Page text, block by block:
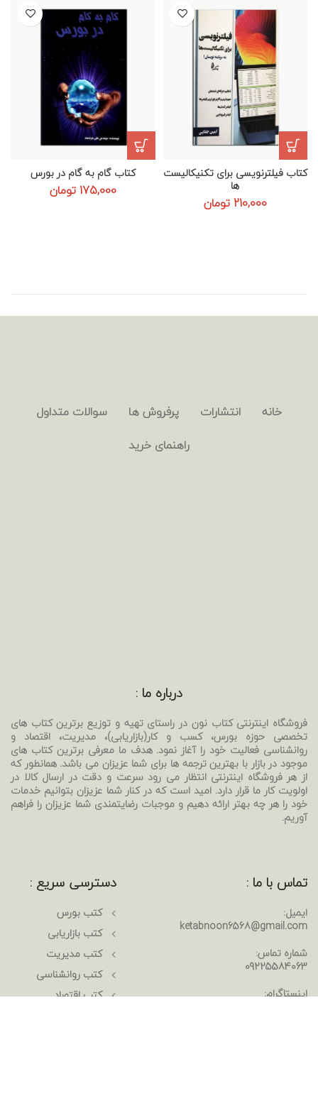
کتاب فیلترنویسی برای تکنیکالیست
ها
210,000 تومان
کتاب گام به گام در بورس
175,000 تومان
خانه انتشارات پرفروش ها
سوالات متداول
راهنمای خرید
درباره ما :
فروشگاه اینترنتی کتاب نون در راستای تهیه و توزیع برترین کتاب های
تخصصی حوزه بورس، کسب و کار(بازاریابی)، مدیریت، اقتصاد و
روانشناسی فعالیت خود را آغاز نمود. هدف ما معرفی برترین کتاب های
موجود در بازار با بهترین ترجمه ها برای شما عزیزان می باشد. همانطور که
از هر فروشگاه اینترنتی انتظار می رود سرعت و دقت در ارسال کالا در
اولویت کار ما قرار دارد. امید است که در کنار شما عزیزان بتوانیم خدمات
خود را هر چه بهتر ارائه دهیم و موجبات رضایتمندی شما عزیزان را فراهم
آوریم.
دسترسی سریع :
کتب بورس
کتب بازاریابی
کتب مدیریت
کتب روانشناسی
کتب اقتصاد
تماس با ما :
ایمیل:
ketabnoon6568@gmail.com
شماره تماس:
09225584063
اینستاگرام: